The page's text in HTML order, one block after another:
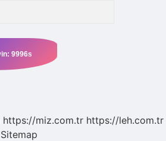
https://miz.com.tr https://leh.com.tr
Sitemap